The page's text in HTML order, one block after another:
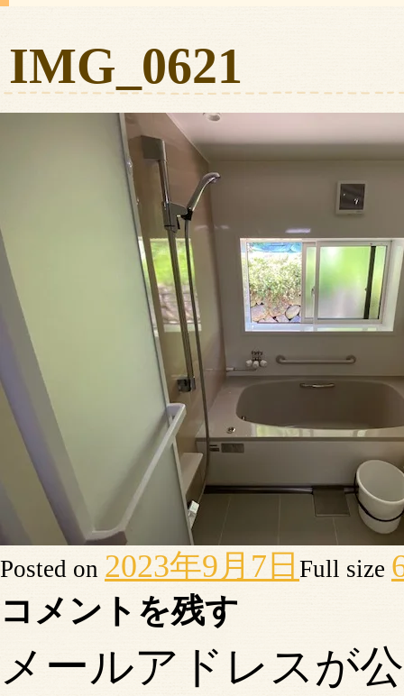
IMG_0621
Posted on 2023年9月7日 Full size
コメントを残す
メールアドレスが